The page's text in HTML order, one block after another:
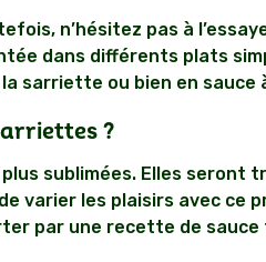
n’hésitez pas à
dans différents plats
sarriette ou bien en sauce
?
sublimées. Elles seront
varier les plaisirs avec ce
par une recette de